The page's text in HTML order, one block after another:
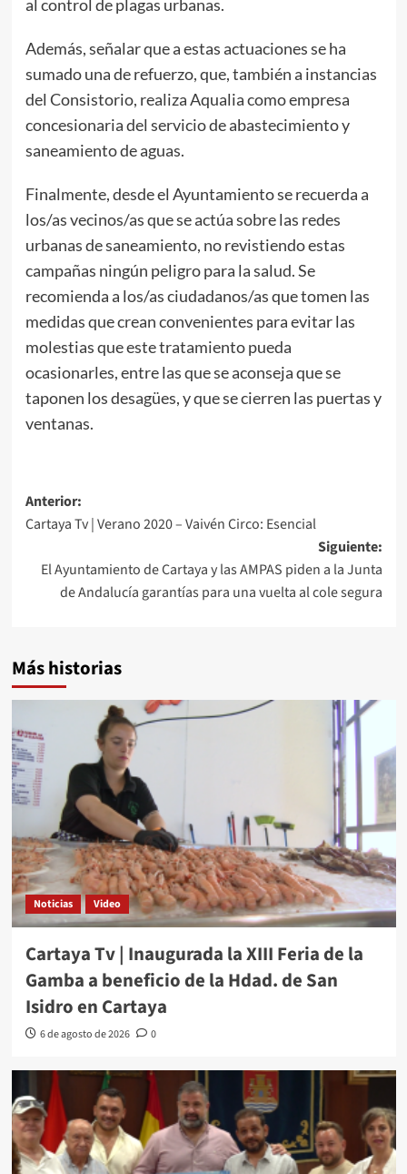
al control de plagas urbanas.
Además, señalar que a estas actuaciones se ha
sumado una de refuerzo, que, también a instancias
del Consistorio, realiza Aqualia como empresa
concesionaria del servicio de abastecimiento y
saneamiento de aguas.
Finalmente, desde el Ayuntamiento se recuerda a
los/as vecinos/as que se actúa sobre las redes
urbanas de saneamiento, no revistiendo estas
campañas ningún peligro para la salud. Se
recomienda a los/as ciudadanos/as que tomen las
medidas que crean convenientes para evitar las
molestias que este tratamiento pueda
ocasionarles, entre las que se aconseja que se
taponen los desagües, y que se cierren las puertas y
ventanas.
Anterior:
Cartaya Tv | Verano 2020 – Vaivén Circo: Esencial
Siguiente:
El Ayuntamiento de Cartaya y las AMPAS piden a la Junta
de Andalucía garantías para una vuelta al cole segura
Más historias
Noticias Video
Cartaya Tv | Inaugurada la XIII Feria de la
Gamba a beneficio de la Hdad. de San
Isidro en Cartaya
6 de agosto de 2026 0